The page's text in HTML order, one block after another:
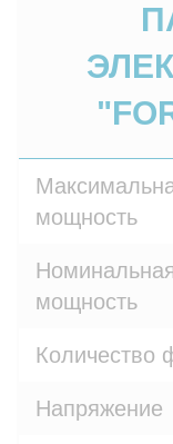
мощность
мощность
Количество
Напряжение